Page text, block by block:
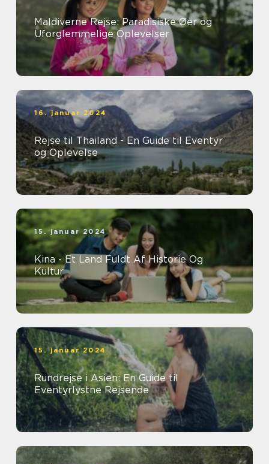
Maldiverne Rejse: Paradisiske Øer og
Uforglemmelige Oplevelser
16. januar 2024
Rejse til Thailand - En Guide til Eventyr
og Oplevelse
15. januar 2024
Kina - Et Land Fuldt Af Historie Og
Kultur
15. januar 2024
Rundrejse i Asien: En Guide til
Eventyrlystne Rejsende